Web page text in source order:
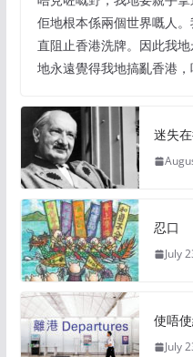
佢地根本係兩個世界嘅人
直阻止香港洗牌。因此我
地永遠覺得我地搞亂香港，
迷失
忍口
July
使唔
July